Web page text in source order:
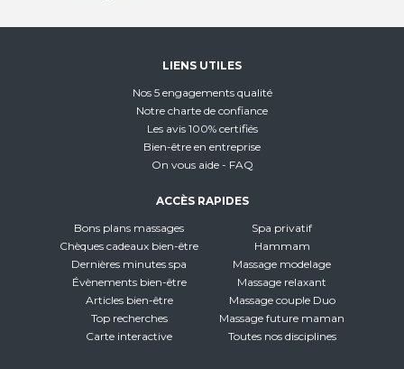
LIENS UTILES
Nos 5 engagements qualité
Notre charte de confiance
Les avis 100% certifiés
Bien-être en entreprise
On vous aide - FAQ
ACCÈS RAPIDES
Bons plans massages
Chèques cadeaux bien-être
Dernières minutes spa
Évènements bien-être
Articles bien-être
Top recherches
Carte interactive
Spa privatif
Hammam
Massage modelage
Massage relaxant
Massage couple Duo
Massage future maman
Toutes nos disciplines